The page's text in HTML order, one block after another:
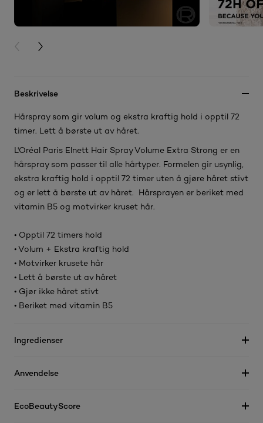
PREVIOUS CARD
NEXT CARD
Beskrivelse
Hårspray som gir volum og ekstra kraftig hold i opptil 72
timer. Lett å børste ut av håret.
L'Oréal Paris Elnett Hair Spray Volume Extra Strong er en
hårspray som passer til alle hårtyper. Formelen gir usynlig,
ekstra kraftig hold i opptil 72 timer uten å gjøre håret stivt
og er lett å børste ut av håret. Hårsprayen er beriket med
vitamin B5 og motvirker kruset hår.
• Opptil 72 timers hold
• Volum + Ekstra kraftig hold
• Motvirker krusete hår
• Lett å børste ut av håret
• Gjør ikke håret stivt
• Beriket med vitamin B5
Ingredienser
Anvendelse
EcoBeautyScore